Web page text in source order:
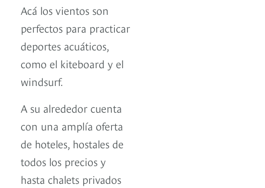
Acá los vientos son
perfectos para practicar
deportes acuáticos,
como el kiteboard y el
windsurf.
A su alrededor cuenta
con una amplía oferta
de hoteles, hostales de
todos los precios y
hasta chalets privados